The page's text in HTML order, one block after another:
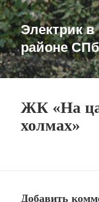
Электрик
районе
ЖК «На
холмах»
Добавить